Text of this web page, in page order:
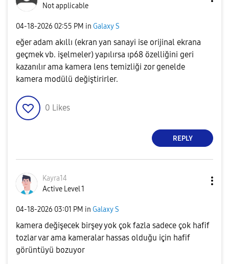
Not applicable
‎04-18-2026 02:55 PM in Galaxy S
eğer adam akıllı (ekran yan sanayi ise orijinal ekrana
geçmek vb. işelmeler) yapılırsa ıp68 özelliğini geri
kazanılır ama kamera lens temizliği zor genelde
kamera modülü değiştirirler.
0 Likes
REPLY
Kayra14
Active Level 1
‎04-18-2026 03:01 PM in Galaxy S
kamera değişecek birşey yok çok fazla sadece çok hafif
tozlar var ama kameralar hassas olduğu için hafif
görüntüyü bozuyor